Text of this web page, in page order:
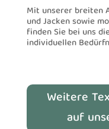
Mit unserer breiten
und Jacken sowie
finden Sie bei uns
individuellen
Weitere
auf